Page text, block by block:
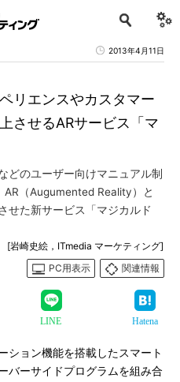
2013年4月11日
リエンスやカスタマー
させるARサービス「マ
どのユーザー向けマニュアル制
（Augumented Reality）と
せた新サービス「マジカルド
[岩崎史絵，ITmedia マーケティング]
PC用表示
関連情報
LINE Hatena
ョン機能を搭載したスマート
バーサイドプログラムを組み合